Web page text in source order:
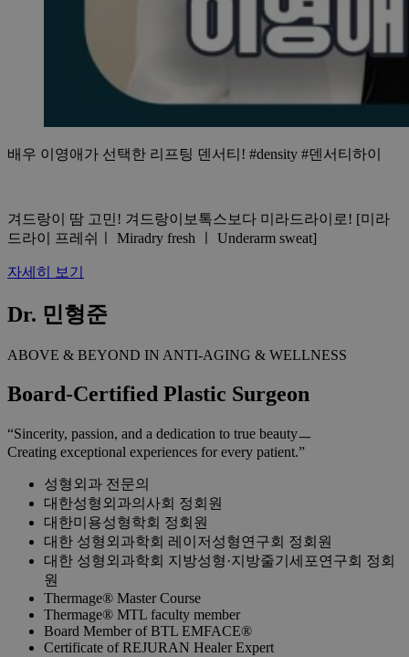
배우 이영애가 선택한 리프팅 덴서티! #density #덴서티하이
겨드랑이 땀 고민! 겨드랑이보톡스보다 미라드라이로! [미라
드라이 프레쉬ㅣ Miradry fresh ㅣ Underarm sweat]
자세히 보기
Dr. 민형준
ABOVE & BEYOND IN ANTI-AGING & WELLNESS
Board-Certified Plastic Surgeon
“Sincerity, passion, and a dedication to true beautyㅡ
Creating exceptional experiences for every patient.”
성형외과 전문의
대한성형외과의사회 정회원
대한미용성형학회 정회원
대한 성형외과학회 레이저성형연구회 정회원
대한 성형외과학회 지방성형·지방줄기세포연구회 정회
원
Thermage® Master Course
Thermage® MTL faculty member
Board Member of BTL EMFACE®
Certificate of REJURAN Healer Expert